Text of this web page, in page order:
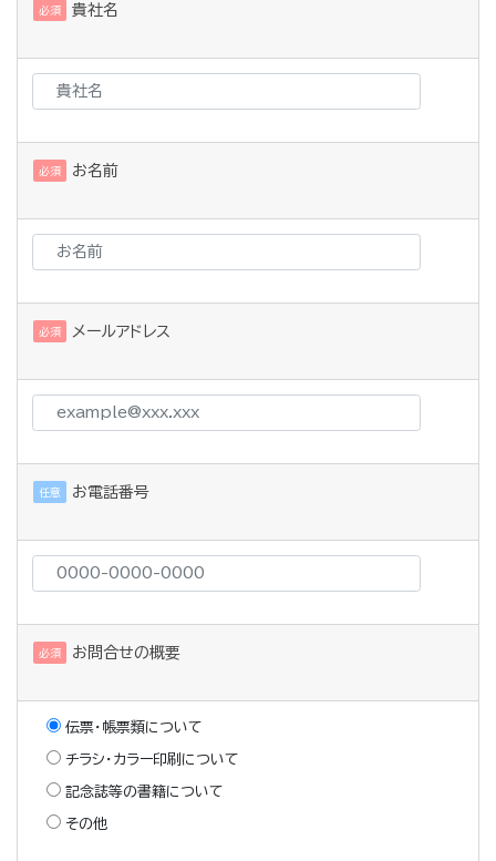
必須 貴社名
必須 お名前
必須 メールアドレス
任意 お電話番号
必須 お問合せの概要
伝票・帳票類について
チラシ・カラー印刷について
記念誌等の書籍について
その他